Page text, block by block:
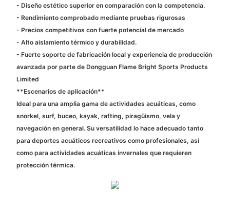
- Diseño estético superior en comparación con la competencia.
- Rendimiento comprobado mediante pruebas rigurosas
- Precios competitivos con fuerte potencial de mercado
- Alto aislamiento térmico y durabilidad.
- Fuerte soporte de fabricación local y experiencia de producción
avanzada por parte de Dongguan Flame Bright Sports Products
Limited
**Escenarios de aplicación**
Ideal para una amplia gama de actividades acuáticas, como
snorkel, surf, buceo, kayak, rafting, piragüismo, vela y
navegación en general. Su versatilidad lo hace adecuado tanto
para deportes acuáticos recreativos como profesionales, así
como para actividades acuáticas invernales que requieren
protección térmica.